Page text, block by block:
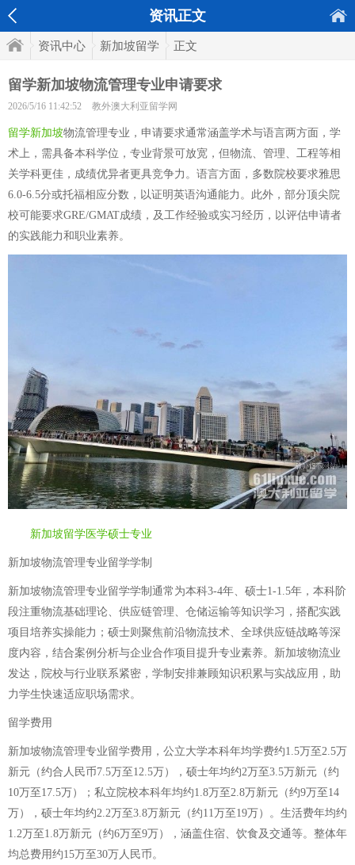
资讯正文
资讯中心 新加坡留学 正文
留学新加坡物流管理专业申请要求
2026/5/16 11:42:52 教外澳大利亚留学网
留学新加坡物流管理专业，申请要求通常涵盖学术与语言两方面，学
术上，需具备本科学位，专业背景可放宽，但物流、管理、工程等相
关学科更佳，成绩优异者更具竞争力。语言方面，多数院校要求雅思
6.0-6.5分或托福相应分数，以证明英语沟通能力。此外，部分顶尖院
校可能要求GRE/GMAT成绩，及工作经验或实习经历，以评估申请者
的实践能力和职业素养。
新加坡留学医学硕士专业
新加坡物流管理专业留学学制
新加坡物流管理专业留学学制通常为本科3-4年、硕士1-1.5年，本科阶
段注重物流基础理论、供应链管理、仓储运输等知识学习，搭配实践
项目培养实操能力；硕士则聚焦前沿物流技术、全球供应链战略等深
度内容，结合案例分析与企业合作项目提升专业素养。新加坡物流业
发达，院校与行业联系紧密，学制安排兼顾知识积累与实战应用，助
力学生快速适应职场需求。
留学费用
新加坡物流管理专业留学费用，公立大学本科年均学费约1.5万至2.5万
新元（约合人民币7.5万至12.5万），硕士年均约2万至3.5万新元（约
10万至17.5万）；私立院校本科年均约1.8万至2.8万新元（约9万至14
万），硕士年均约2.2万至3.8万新元（约11万至19万）。生活费年均约
1.2万至1.8万新元（约6万至9万），涵盖住宿、饮食及交通等。整体年
均总费用约15万至30万人民币。